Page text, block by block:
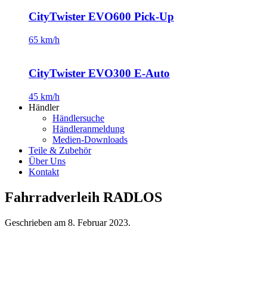
CityTwister EVO600 Pick-Up
65 km/h
CityTwister EVO300 E-Auto
45 km/h
Händler
Händlersuche
Händleranmeldung
Medien-Downloads
Teile & Zubehör
Über Uns
Kontakt
Fahrradverleih RADLOS
Geschrieben am 8. Februar 2023.